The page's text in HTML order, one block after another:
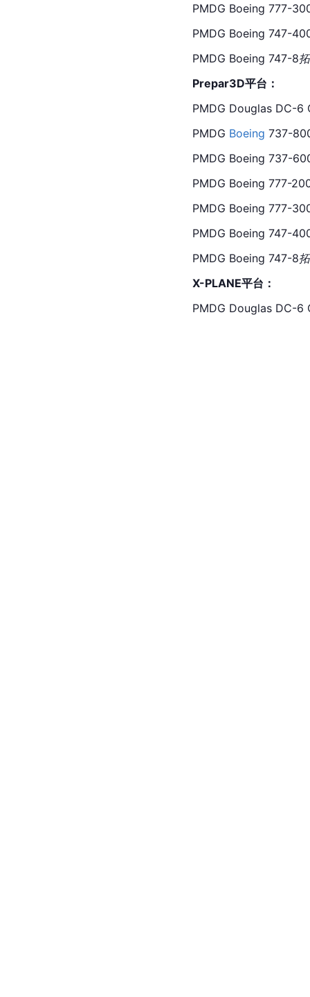
PMDG Boeing 777-
PMDG Boeing 747-
PMDG Boeing 747-8
Prepar3D平台：
PMDG Douglas DC-6
PMDG Boeing 737-
PMDG Boeing 737-
PMDG Boeing 777-
PMDG Boeing 777-
PMDG Boeing 747-
PMDG Boeing 747-8
X-PLANE平台：
PMDG Douglas DC-6